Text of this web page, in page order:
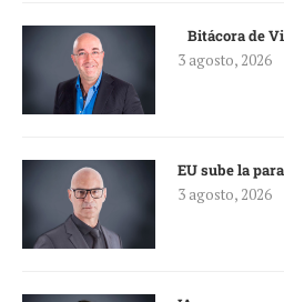
Bitácora de
3 agosto, 2026
EU sube la
3 agosto, 2026